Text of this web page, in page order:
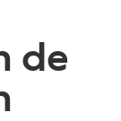
de